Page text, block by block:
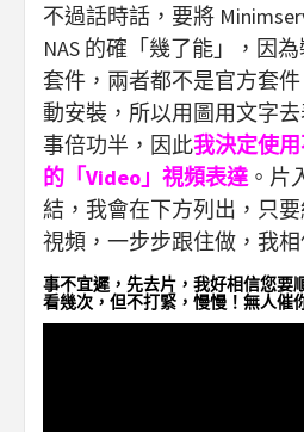
不過話時話，要將
NAS 的確「幾了能」，因
套件，兩者都不是官方套
動安裝，所以用圖用文字
事倍功半，因此我決定使
的「Video」視頻表達 。片
結，我會在下方列出，只
視頻，一步步跟住做，我
事不宜遲，先去片，我好相信您要
看幾次，但不打緊，慢慢！無人催